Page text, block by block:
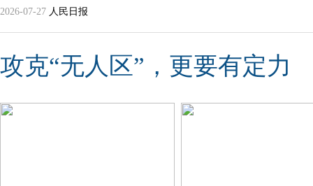
2026-07-27 人民日报
攻克“无人区”，更要有定力